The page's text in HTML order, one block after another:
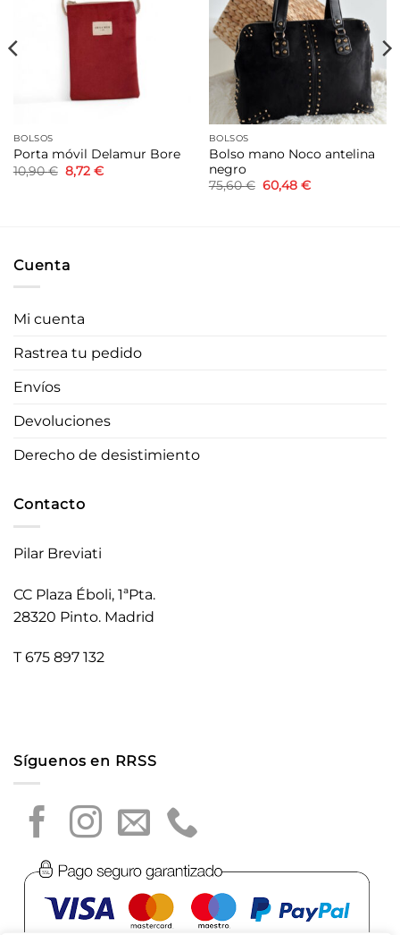
BOLSOS
Porta móvil Delamur Bore
10,90€ El
precio
8,72 €El
lista de
deseos
BOLSOS
Bolso mano Noco antelina
negro
75,60€ El
precio
60,48 €El
Cuenta
Mi cuenta
Rastrea tu pedido
Envíos
Devoluciones
Derecho de desistimiento
Contacto
Pilar Breviati
CC Plaza Éboli, 1ªPta.
28320 Pinto. Madrid
T 675 897 132
Síguenos en RRSS